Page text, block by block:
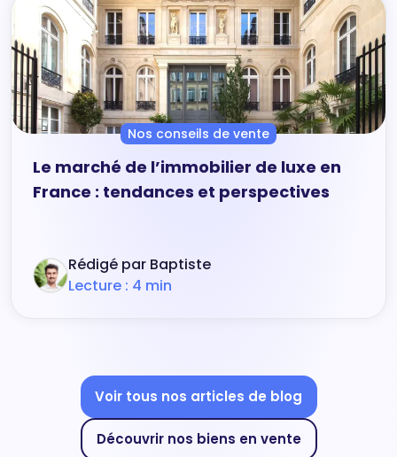
Nos conseils de vente
Le marché de l’immobilier de luxe en
France : tendances et perspectives
Rédigé par Baptiste
Lecture : 4 min
Voir tous nos articles de blog
Découvrir nos biens en vente